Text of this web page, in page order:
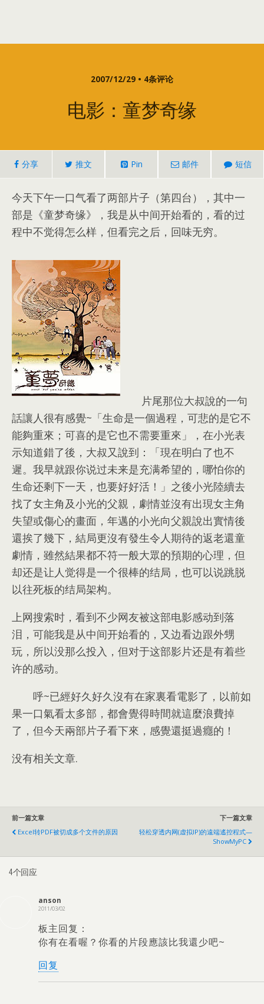
2007/12/29 • 4条评论
电影：童梦奇缘
分享 推文 Pin 邮件 短信
今天下午一口气看了两部片子（第四台），其中一
部是《童梦奇缘》，我是从中间开始看的，看的过
程中不觉得怎么样，但看完之后，回味无穷。
片尾那位大叔說的一句
話讓人很有感覺~「生命是一個過程，可悲的是它不
能夠重來；可喜的是它也不需要重來」，在小光表
示知道錯了後，大叔又說到：「現在明白了也不
遲。我早就跟你说过未来是充满希望的，哪怕你的
生命还剩下一天， 也要好好活！」之後小光陸續去
找了女主角及小光的父親 ， 劇情並沒有出現女主角
失望或傷心的畫面 ， 年邁的小光向父親說出實情後
還挨了幾下 ， 結局更沒有發生令人期待的返老還童
劇情 ， 雖然結果都不符一般大眾的預期的心理 ，但
却还是让人觉得是一个很棒的结局，也可以说跳脱
以往死板的结局架构。
上网搜索时，看到不少网友被这部电影感动到落
泪，可能我是从中间开始看的，又边看边跟外甥
玩，所以没那么投入，但对于这部影片还是有着些
许的感动。
呼~已經好久好久沒有在家裏看電影了，以前如
果一口氣看太多部，都會覺得時間就這麼浪費掉
了，但今天兩部片子看下來，感覺還挺過癮的！
没有相关文章.
前一篇文章
Excel转PDF被切成多个文件的原因
下一篇文章
轻松穿透内网(虚拟IP)的遠端遙控程式—
ShowMyPC
4个回应
anson
2011/03/02
板主回复：
你有在看喔？你看的片段應該比我還少吧~
回复